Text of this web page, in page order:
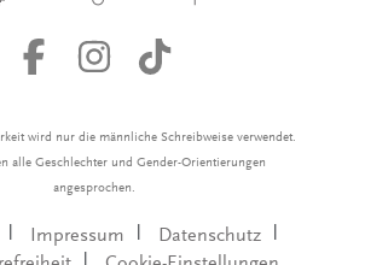
wird nur die männliche Schreibweise verwendet.
alle Geschlechter und Gender-Orientierungen
angesprochen.
Impressum
Datenschutz